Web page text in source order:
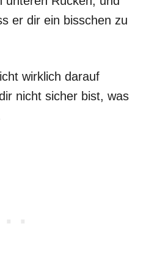
er dir ein bisschen zu
wirklich darauf
nicht sicher bist, was